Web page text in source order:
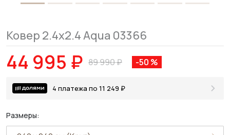
Ковер 2.4x2.4 Aqua 03366
44 995 ₽ 89 990 ₽ -50 %
4 платежа по 11 249 ₽
Размеры: